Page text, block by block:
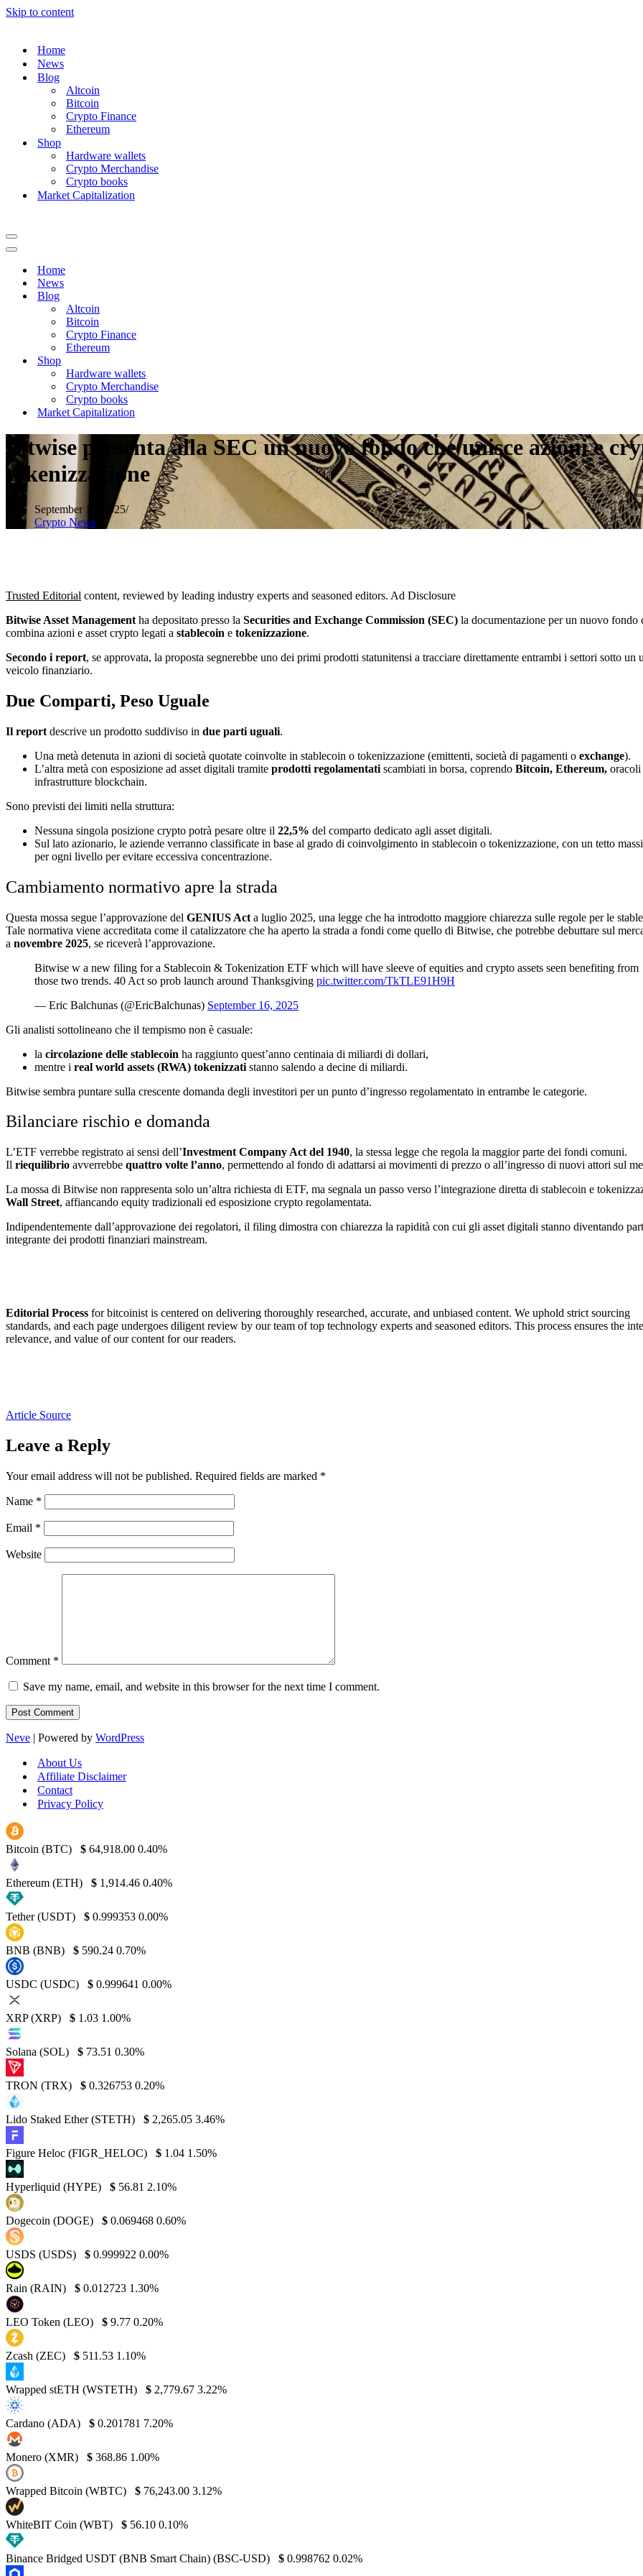
Skip to content
Home
News
Blog
Altcoin
Bitcoin
Crypto Finance
Ethereum
Shop
Hardware wallets
Crypto Merchandise
Crypto books
Market Capitalization
Navigation
Menu
Navigation
Home
News
Blog
Altcoin
Bitcoin
Crypto Finance
Ethereum
Shop
Hardware wallets
Crypto Merchandise
Crypto books
Market Capitalization
Bitwise presenta alla SEC un nuovo fondo che unisce azioni e
tokenizzazione
September 18, 2025
Crypto News
Trusted Editorial content, reviewed by leading industry experts and seasoned editors. Ad Disclosure
Bitwise Asset Management ha depositato presso la Securities and Exchange Commission (SEC) la documentazione per un nuovo fondo
combina azioni e asset crypto legati a stablecoin e tokenizzazione.
Secondo i report, se approvata, la proposta segnerebbe uno dei primi prodotti statunitensi a tracciare direttamente entrambi i settori sotto un
veicolo finanziario.
Due Comparti, Peso Uguale
Il report descrive un prodotto suddiviso in due parti uguali.
Una metà detenuta in azioni di società quotate coinvolte in stablecoin o tokenizzazione (emittenti, società di pagamenti o exchange).
L’altra metà con esposizione ad asset digitali tramite prodotti regolamentati scambiati in borsa, coprendo Bitcoin, Ethereum, oracoli
infrastrutture blockchain.
Sono previsti dei limiti nella struttura:
Nessuna singola posizione crypto potrà pesare oltre il 22,5% del comparto dedicato agli asset digitali.
Sul lato azionario, le aziende verranno classificate in base al grado di coinvolgimento in stablecoin o tokenizzazione, con un tetto
per ogni livello per evitare eccessiva concentrazione.
Cambiamento normativo apre la strada
Questa mossa segue l’approvazione del GENIUS Act a luglio 2025, una legge che ha introdotto maggiore chiarezza sulle regole per le
Tale normativa viene accreditata come il catalizzatore che ha aperto la strada a fondi come quello di Bitwise, che potrebbe debuttare sul
a novembre 2025, se riceverà l’approvazione.
Bitwise w a new filing for a Stablecoin & Tokenization ETF which will have sleeve of equities and crypto assets seen benefiting from
those two trends. 40 Act so prob launch around Thanksgiving pic.twitter.com/TkTLE91H9H
— Eric Balchunas (@EricBalchunas) September 16, 2025
Gli analisti sottolineano che il tempismo non è casuale:
la circolazione delle stablecoin ha raggiunto quest’anno centinaia di miliardi di dollari,
mentre i real world assets (RWA) tokenizzati stanno salendo a decine di miliardi.
Bitwise sembra puntare sulla crescente domanda degli investitori per un punto d’ingresso regolamentato in entrambe le categorie.
Bilanciare rischio e domanda
L’ETF verrebbe registrato ai sensi dell’Investment Company Act del 1940, la stessa legge che regola la maggior parte dei fondi comuni.
Il riequilibrio avverrebbe quattro volte l’anno, permettendo al fondo di adattarsi ai movimenti di prezzo o all’ingresso di nuovi attori sul
La mossa di Bitwise non rappresenta solo un’altra richiesta di ETF, ma segnala un passo verso l’integrazione diretta di stablecoin e
Wall Street, affiancando equity tradizionali ed esposizione crypto regolamentata.
Indipendentemente dall’approvazione dei regolatori, il filing dimostra con chiarezza la rapidità con cui gli asset digitali stanno diventando
integrante dei prodotti finanziari mainstream.
Editorial Process for bitcoinist is centered on delivering thoroughly researched, accurate, and unbiased content. We uphold strict sourcing
standards, and each page undergoes diligent review by our team of top technology experts and seasoned editors. This process ensures the
relevance, and value of our content for our readers.
Article Source
Leave a Reply
Your email address will not be published. Required fields are marked *
Name *
Email *
Website
Comment *
Save my name, email, and website in this browser for the next time I comment.
Neve | Powered by WordPress
About Us
Affiliate Disclaimer
Contact
Privacy Policy
Bitcoin (BTC) $ 64,918.00 0.40%
Ethereum (ETH) $ 1,914.46 0.40%
Tether (USDT) $ 0.999353 0.00%
BNB (BNB) $ 590.24 0.70%
USDC (USDC) $ 0.999641 0.00%
XRP (XRP) $ 1.03 1.00%
Solana (SOL) $ 73.51 0.30%
TRON (TRX) $ 0.326753 0.20%
Lido Staked Ether (STETH) $ 2,265.05 3.46%
Figure Heloc (FIGR_HELOC) $ 1.04 1.50%
Hyperliquid (HYPE) $ 56.81 2.10%
Dogecoin (DOGE) $ 0.069468 0.60%
USDS (USDS) $ 0.999922 0.00%
Rain (RAIN) $ 0.012723 1.30%
LEO Token (LEO) $ 9.77 0.20%
Zcash (ZEC) $ 511.53 1.10%
Wrapped stETH (WSTETH) $ 2,779.67 3.22%
Cardano (ADA) $ 0.201781 7.20%
Monero (XMR) $ 368.86 1.00%
Wrapped Bitcoin (WBTC) $ 76,243.00 3.12%
WhiteBIT Coin (WBT) $ 56.10 0.10%
Binance Bridged USDT (BNB Smart Chain) (BSC-USD) $ 0.998762 0.02%